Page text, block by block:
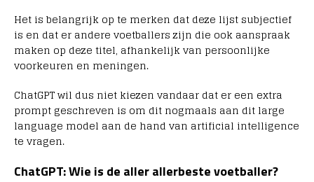
Het is belangrijk op te merken dat deze lijst subjectief
is en dat er andere voetballers zijn die ook aanspraak
maken op deze titel, afhankelijk van persoonlijke
voorkeuren en meningen.
ChatGPT wil dus niet kiezen vandaar dat er een extra
prompt geschreven is om dit nogmaals aan dit large
language model aan de hand van artificial intelligence
te vragen.
ChatGPT: Wie is de aller allerbeste voetballer?